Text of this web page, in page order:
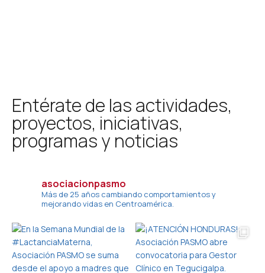
Entérate de las actividades,
proyectos, iniciativas,
programas y noticias
asociacionpasmo
Más de 25 años cambiando comportamientos y
mejorando vidas en Centroamérica.